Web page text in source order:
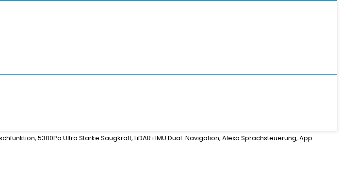
5300Pa Ultra Starke Saugkraft, LiDAR+IMU Dual-Navigation, Alexa Sprachsteuerung, App